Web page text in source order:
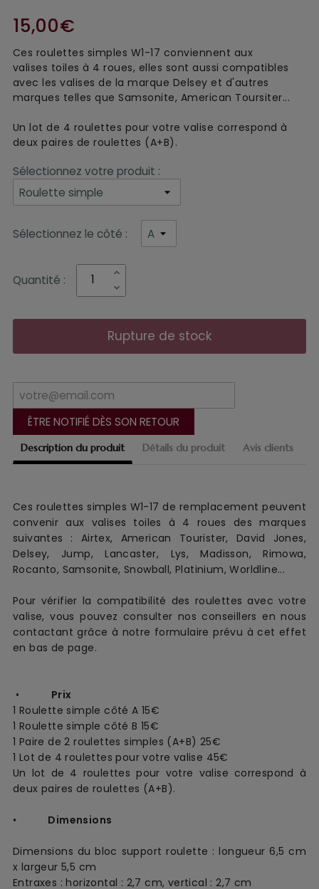
Description du produit Détails du produit Avis clients
Ces roulettes simples W1-17 de remplacement peuvent
convenir aux valises toiles à 4 roues
des marques
suivantes : Airtex, American Tourister, David Jones,
Delsey, Jump, Lancaster, Lys, Madisson, Rimowa,
Rocanto, Samsonite, Snowball, Platinium, Worldline...
Pour vérifier la compatibilité des roulettes avec votre
valise, vous pouvez consulter nos conseillers en nous
contactant grâce à notre formulaire prévu à cet effet
en bas de page.
• Prix
1 Roulette simple côté A 15€
1 Roulette simple côté B 15€
1 Paire de 2 roulettes simples (A+B) 25€
1 Lot de 4 roulettes pour votre valise 45€
Un lot de 4 roulettes pour votre valise correspond à
deux paires de roulettes (A+B).
• Dimensions
Dimensions du bloc support roulette : longueur 6,5 cm
x largeur 5,5 cm
Entraxes : horizontal : 2,7 cm, vertical : 2,7 cm
15,00€
Ces roulettes simples W1-17 conviennent aux
valises toiles à 4 roues, elles sont aussi compatibles
avec les valises de la marque Delsey et d'autres
marques telles que Samsonite, American Toursiter...
Un lot de 4 roulettes pour votre valise correspond à
deux paires de roulettes (A+B).
Sélectionnez votre produit :
Sélectionnez le côté :
Quantité :
Rupture de stock
ÊTRE NOTIFIÉ DÈS SON RETOUR